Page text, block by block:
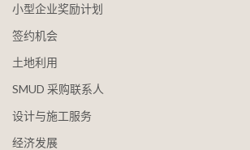
小型企业奖励计划
签约机会
土地利用
SMUD 采购联系人
设计与施工服务
经济发展